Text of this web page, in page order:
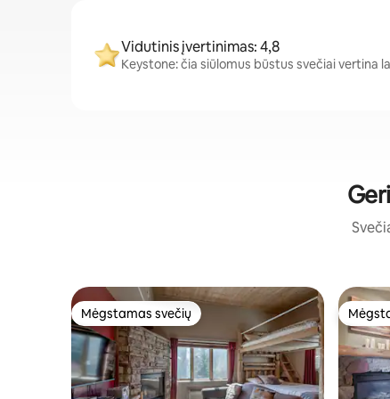
Vidutinis įvertinimas: 4,8
Keystone: čia siūlomus būstus svečiai vertina
Mėgstamas svečių
Mėgstamas svečių